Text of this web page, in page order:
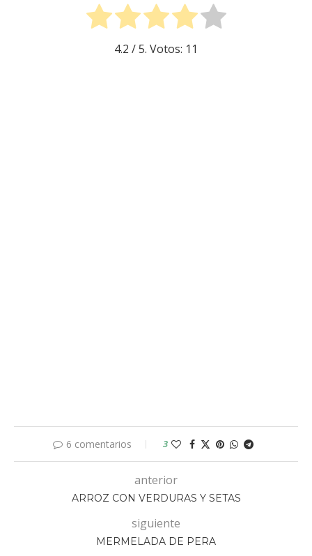
4.2 / 5. Votos: 11
6 comentarios 3
anterior
ARROZ CON VERDURAS Y SETAS
siguiente
MERMELADA DE PERA